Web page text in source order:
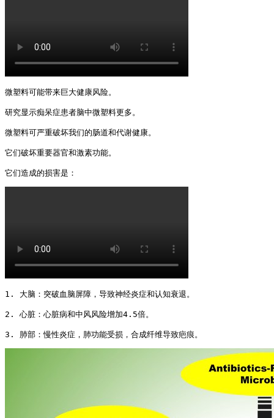
微塑料可能带来巨大健康风险。
研究显示痴呆症患者脑中微塑料更多。
微塑料可严重破坏我们的肠道和代谢健康。
它们破坏重要器官和激素功能。
它们造成的损害是：
1. 大脑：突破血脑屏障，导致神经炎症和认知衰退。
2. 心脏：心脏病和中风风险增加4.5倍。
3. 肺部：慢性炎症，肺功能受损，合成纤维导致疤痕。